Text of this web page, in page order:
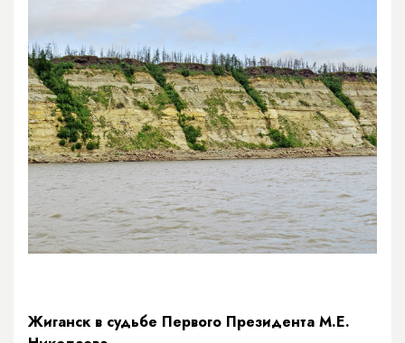
Жиганск в судьбе Первого Президента М.Е.